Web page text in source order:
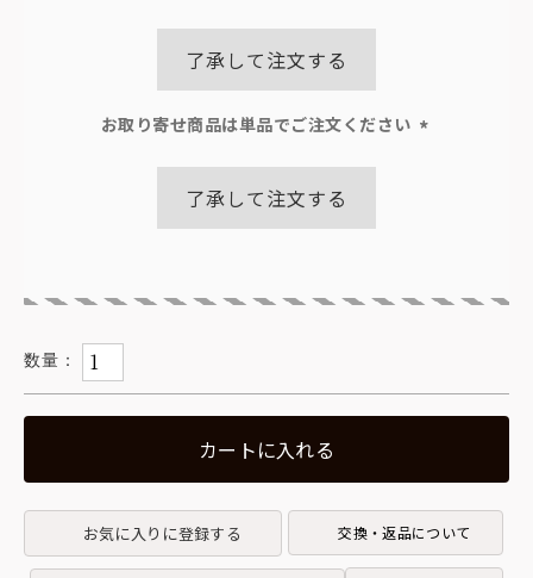
了承して注文する
お取り寄せ商品は単品でご注文ください
了承して注文する
カートに入れる
お気に入りに登録する 交換・返品について